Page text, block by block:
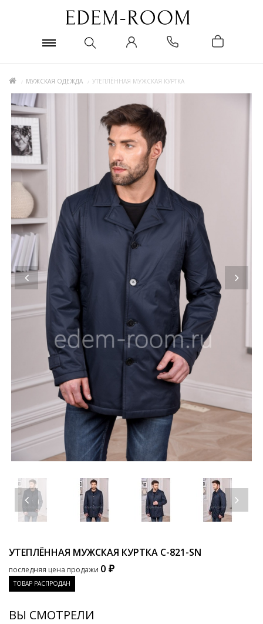
МУЖСКАЯ ОДЕЖДА УТЕПЛЁННАЯ МУЖСКАЯ КУРТКА
УТЕПЛЁННАЯ МУЖСКАЯ КУРТКА C-821-SN
последняя цена продажи 0 ₽
ТОВАР РАСПРОДАН
ВЫ СМОТРЕЛИ